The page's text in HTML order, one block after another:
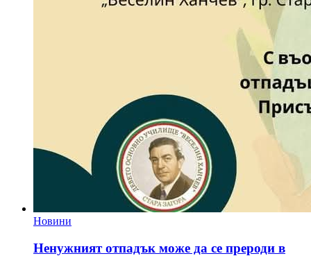
Новини
Ненужният отпадък може да се прероди в